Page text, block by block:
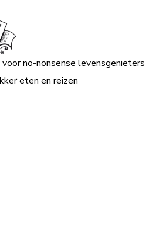
no-nonsense levensgenieters
eten en reizen